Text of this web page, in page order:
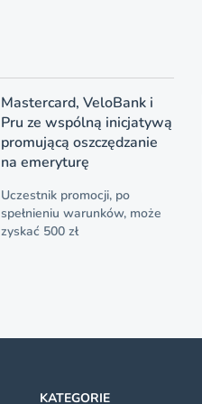
Mastercard, VeloBank i
Pru ze wspólną inicjatywą
promującą oszczędzanie
na emeryturę
Uczestnik promocji, po
spełnieniu warunków, może
zyskać 500 zł
KATEGORIE